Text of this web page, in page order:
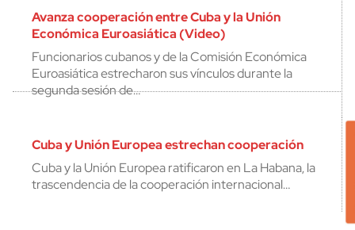
Avanza cooperación entre Cuba y la Unión
Económica Euroasiática (Video)
Funcionarios cubanos y de la Comisión Económica
Euroasiática estrecharon sus vínculos durante la
segunda sesión de…
Cuba y Unión Europea estrechan cooperación
Cuba y la Unión Europea ratificaron en La Habana, la
trascendencia de la cooperación internacional…